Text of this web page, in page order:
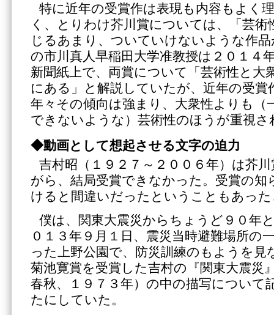
特に近年の受賞作は表現も内容もよく
く、とりわけ芥川賞については、「芸
じるあまり、ついていけないような作
の市川真人早稲田大学准教授は２０１４
新聞紙上で、両賞について「芸術性と大
にある」と解説していたが、近年の受賞
年々その傾向は強まり、大衆性よりも（
できないような）芸術性のほうが重視
◆動画として想起させる文字の迫力
吉村昭（１９２７～２００６年）は芥
がら、結局受賞できなかった。受賞の知
けると間違いだったということもあっ
僕は、関東大震災からちょうど９０年
０１３年９月１日、震災当時避難場所の
った上野公園で、防災訓練のもようを見
菊池寛賞を受賞した吉村の『関東大震災
春秋、１９７３年）の中の描写について
たにしていた。